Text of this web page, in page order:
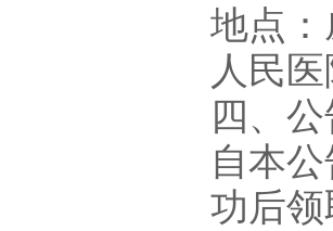
地点
人民
四、
自本
功后